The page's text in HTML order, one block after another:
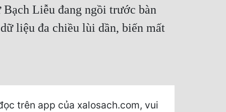
Liễu đang ngồi trước bàn
liệu đa chiều lùi dần, biến mất
trên app của xalosach.com, vui